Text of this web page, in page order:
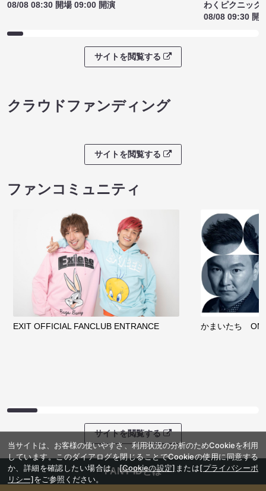
08/08 08:30 開場 09:00 開演
わくピクニック
08/08 09:30 開
サイトを閲覧する
クラウドファンディング
サイトを閲覧する
ファンコミュニティ
EXIT OFFICIAL FANCLUB ENTRANCE かまいたち
サイトを閲覧する
FANY IDとは
当サイトは、お客様の使いやすさ、利用状況の分析のためCookieを利用
しています。このダイアログを閉じることでCookieの使用に同意する
か、詳細を確認したい場合は、[Cookieの設定] または[プライバシーポ
リシー]をご参照ください。